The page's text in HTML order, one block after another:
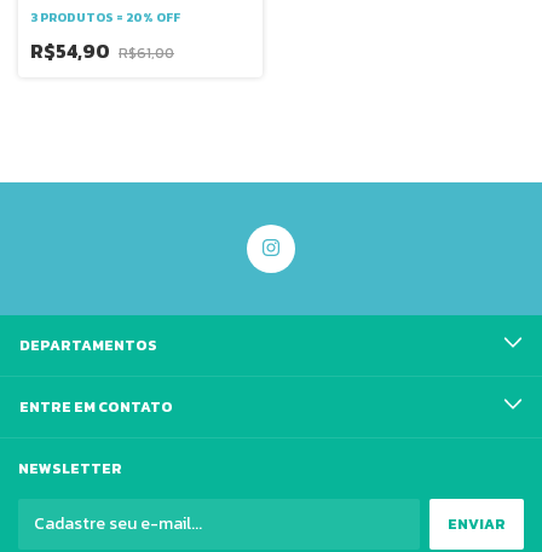
elasticidade - firmeza -
massagens - pele seca -
carreador -
3 PRODUTOS = 20% OFF
R$54,90 R$61,00
DEPARTAMENTOS
ENTRE EM CONTATO
NEWSLETTER